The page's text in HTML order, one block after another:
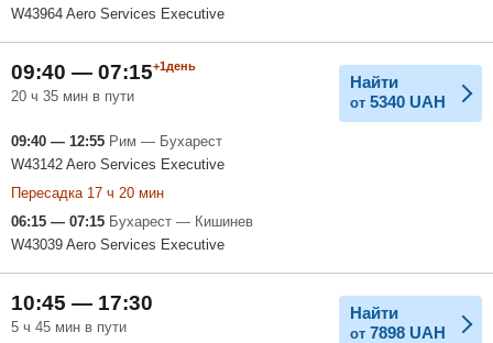
W43964 Aero Services Executive
09:40 — 07:15+1день
20 ч 35 мин в пути
Найти
от 5340 UAH
09:40 — 12:55 Рим — Бухарест
W43142 Aero Services Executive
Пересадка 17 ч 20 мин
06:15 — 07:15 Бухарест — Кишинев
W43039 Aero Services Executive
10:45 — 17:30
5 ч 45 мин в пути
Найти
от 7898 UAH